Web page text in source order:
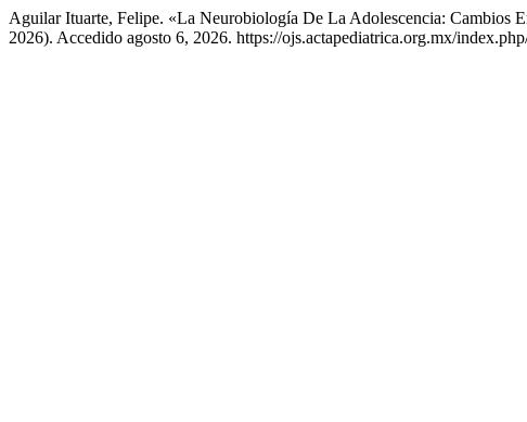
Aguilar Ituarte, Felipe. «La Neurobiología De La Adolescencia: Cambios
2026). Accedido agosto 6, 2026. https://ojs.actapediatrica.org.mx/